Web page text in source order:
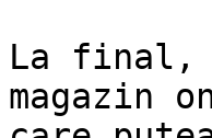
La final,
magazin